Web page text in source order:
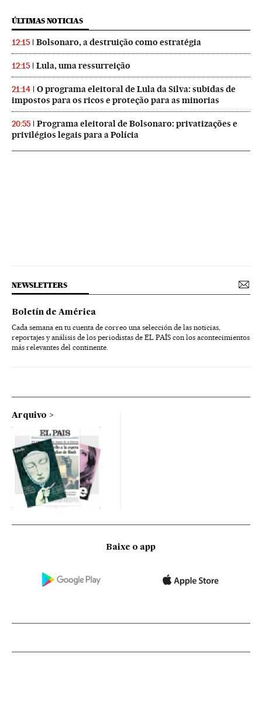
ÚLTIMAS NOTICIAS
12:15 Bolsonaro, a destruição como estratégia
12:15 Lula, uma ressurreição
21:14
O programa eleitoral de Lula da Silva: subidas de
impostos para os ricos e proteção para as minorias
20:55
Programa eleitoral de Bolsonaro: privatizações e
privilégios legais para a Polícia
NEWSLETTERS
Boletín de América
Cada semana en tu cuenta de correo una selección de las noticias,
reportajes y análisis de los periodistas de EL PAÍS con los acontecimientos
más relevantes del continente.
Arquivo
Baixe o app